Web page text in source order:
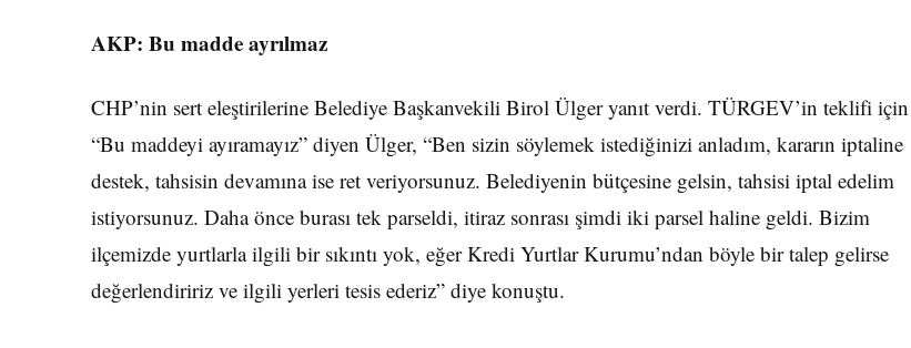
AKP: Bu madde ayrılmaz
CHP’nin sert eleştirilerine Belediye Başkanvekili Birol Ülger yanıt verdi. TÜRGEV’in teklifi için
“Bu maddeyi ayıramayız” diyen Ülger, “Ben sizin söylemek istediğinizi anladım, kararın iptaline
destek, tahsisin devamına ise ret veriyorsunuz. Belediyenin bütçesine gelsin, tahsisi iptal edelim
istiyorsunuz. Daha önce burası tek parseldi, itiraz sonrası şimdi iki parsel haline geldi. Bizim
ilçemizde yurtlarla ilgili bir sıkıntı yok, eğer Kredi Yurtlar Kurumu’ndan böyle bir talep gelirse
değerlendiririz ve ilgili yerleri tesis ederiz” diye konuştu.